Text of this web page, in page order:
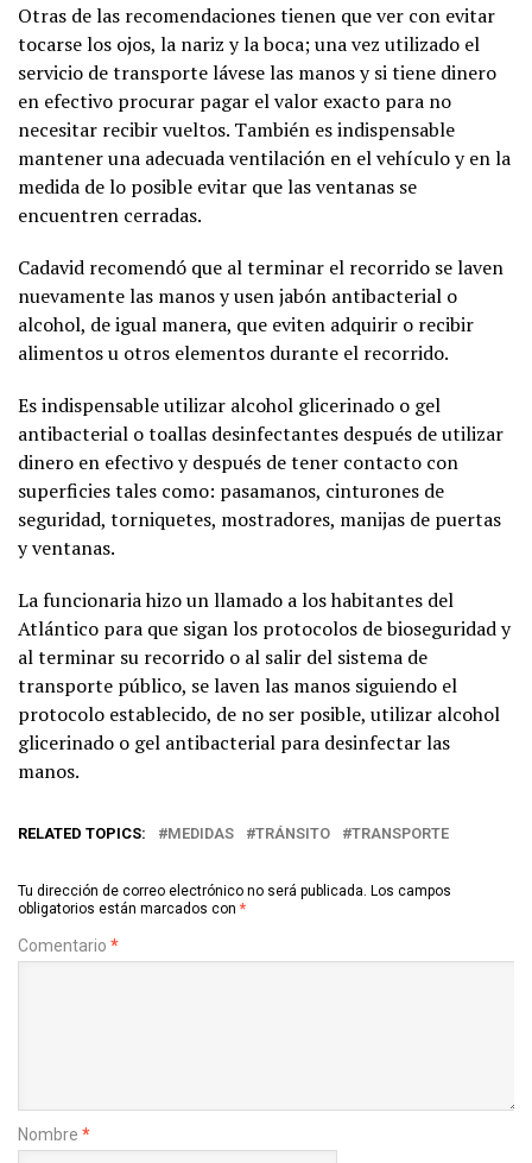
Otras de las recomendaciones tienen que ver con evitar
tocarse los ojos, la nariz y la boca; una vez utilizado el
servicio de transporte lávese las manos y si tiene dinero
en efectivo procurar pagar el valor exacto para no
necesitar recibir vueltos. También es indispensable
mantener una adecuada ventilación en el vehículo y en la
medida de lo posible evitar que las ventanas se
encuentren cerradas.
Cadavid recomendó que al terminar el recorrido se laven
nuevamente las manos y usen jabón antibacterial o
alcohol, de igual manera, que eviten adquirir o recibir
alimentos u otros elementos durante el recorrido.
Es indispensable utilizar alcohol glicerinado o gel
antibacterial o toallas desinfectantes después de utilizar
dinero en efectivo y después de tener contacto con
superficies tales como: pasamanos, cinturones de
seguridad, torniquetes, mostradores, manijas de puertas
y ventanas.
La funcionaria hizo un llamado a los habitantes del
Atlántico para que sigan los protocolos de bioseguridad y
al terminar su recorrido o al salir del sistema de
transporte público, se laven las manos siguiendo el
protocolo establecido, de no ser posible, utilizar alcohol
glicerinado o gel antibacterial para desinfectar las
manos.
RELATED TOPICS: MEDIDAS TRÁNSITO TRANSPORTE
Tu dirección de correo electrónico no será publicada. Los campos
obligatorios están marcados con *
Comentario *
Nombre *